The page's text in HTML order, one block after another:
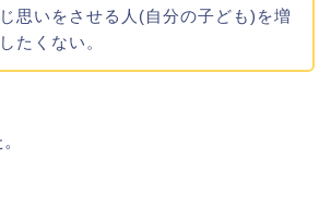
思いをさせる人(自分の子ども)を増
たくない。